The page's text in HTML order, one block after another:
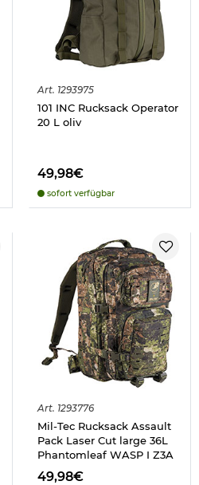
Art. 1293975
101 INC Rucksack Operator
20 L oliv
49,98€
sofort verfügbar
Art. 1293776
Mil-Tec Rucksack Assault
Pack Laser Cut large 36L
Phantomleaf WASP I Z3A
49,98€